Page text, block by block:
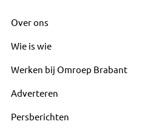
Over ons
Wie is wie
Werken bij Omroep Brabant
Adverteren
Persberichten